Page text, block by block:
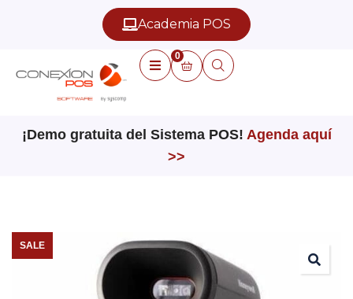
Academia POS
0
¡Demo gratuita del Sistema POS! Agenda aquí
>>
SALE